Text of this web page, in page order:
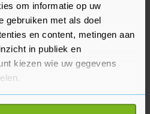
om informatie op uw
gebruiken met als doel
en content, metingen aan
in publiek en
kiezen wie uw gegevens
ook graag:
zonder problemen
van Williams miste drie
Italië vanwege een
Nederlandse
eindigde op Monza als
zijn Formule 1-debuut 2
hersteld en kan in